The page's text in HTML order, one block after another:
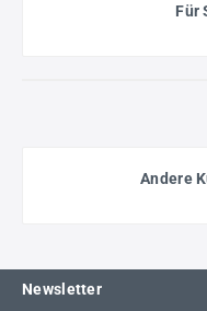
Für
Andere
Newsletter